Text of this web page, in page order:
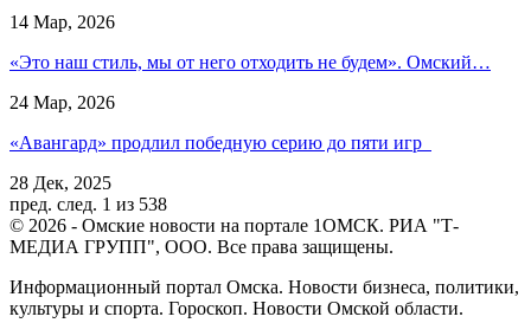
14 Мар, 2026
«Это наш стиль, мы от него отходить не будем». Омский…
24 Мар, 2026
«Авангард» продлил победную серию до пяти игр
28 Дек, 2025
пред. след. 1 из 538
© 2026 - Омские новости на портале 1ОМСК. РИА "Т-
МЕДИА ГРУПП", ООО. Все права защищены.
Информационный портал Омска. Новости бизнеса, политики,
культуры и спорта. Гороскоп. Новости Омской области.